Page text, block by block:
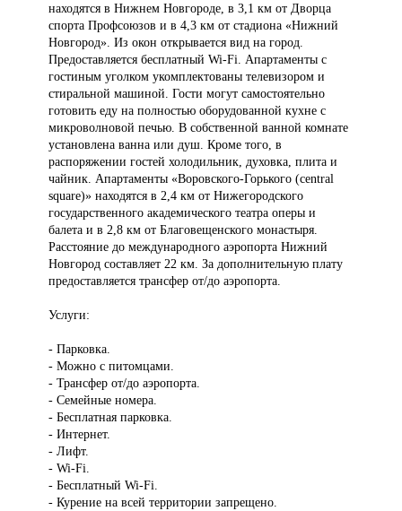
находятся в Нижнем Новгороде, в 3,1 км от Дворца
спорта Профсоюзов и в 4,3 км от стадиона «Нижний
Новгород». Из окон открывается вид на город.
Предоставляется бесплатный Wi-Fi. Апартаменты с
гостиным уголком укомплектованы телевизором и
стиральной машиной. Гости могут самостоятельно
готовить еду на полностью оборудованной кухне с
микроволновой печью. В собственной ванной комнате
установлена ванна или душ. Кроме того, в
распоряжении гостей холодильник, духовка, плита и
чайник. Апартаменты «Воровского-Горького (central
square)» находятся в 2,4 км от Нижегородского
государственного академического театра оперы и
балета и в 2,8 км от Благовещенского монастыря.
Расстояние до международного аэропорта Нижний
Новгород составляет 22 км. За дополнительную плату
предоставляется трансфер от/до аэропорта.
Услуги:
- Парковка.
- Можно с питомцами.
- Трансфер от/до аэропорта.
- Семейные номера.
- Бесплатная парковка.
- Интернет.
- Лифт.
- Wi-Fi.
- Бесплатный Wi-Fi.
- Курение на всей территории запрещено.